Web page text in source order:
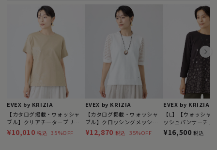
EVEX by KRIZIA
【カタログ掲載・ウォッシャ
ブル】クリアチータープリン
トカットソー
¥10,010 税込 35%OFF
EVEX by KRIZIA
【カタログ掲載・ウォッシャ
ブル】クロッシングメッシュ
ニットプルオーバー
¥12,870 税込 35%OFF
EVEX by KRIZIA
【L】【ウォッシャ
ッシュパンサーチュ
ットソー
¥16,500 税込